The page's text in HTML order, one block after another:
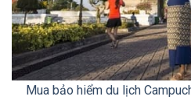
Mua bảo hiểm du lịch